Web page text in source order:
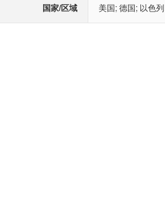
国家/区域 美国;德国; 以色列